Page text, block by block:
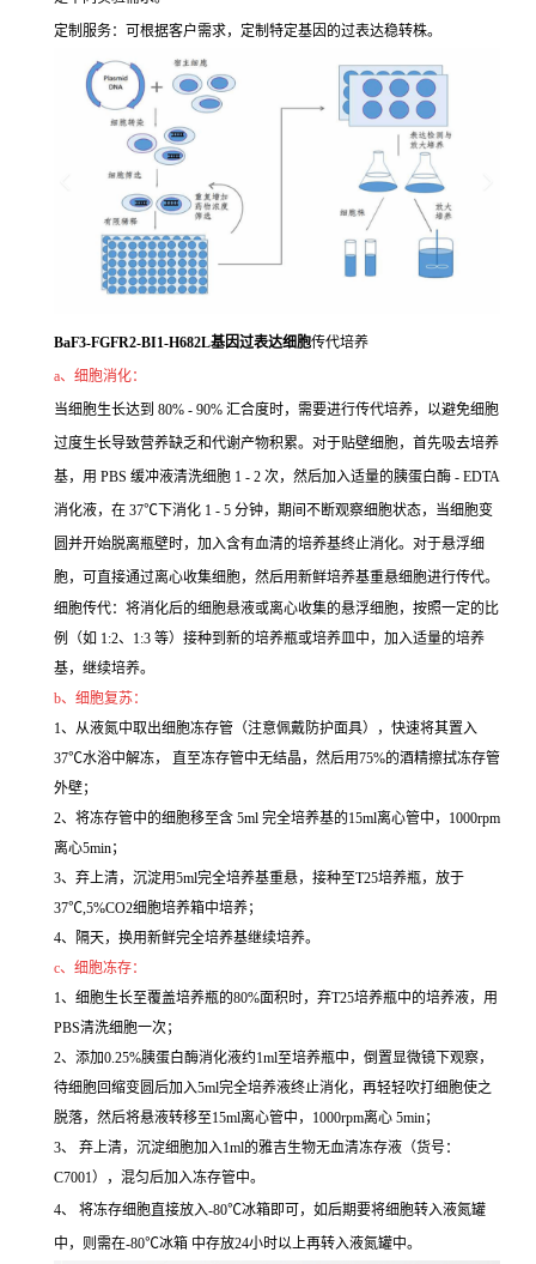
定制服务：可根据客户需求，定制特定基因的过表达稳转株。
BaF3-FGFR2-BI1-H682L基因过表达细胞传代培养
a、细胞消化：
当细胞生长达到 80% - 90% 汇合度时，需要进行传代培养，以避免细胞
过度生长导致营养缺乏和代谢产物积累。对于贴壁细胞，首先吸去培养
基，用 PBS 缓冲液清洗细胞 1 - 2 次，然后加入适量的胰蛋白酶 - EDTA
消化液，在 37℃下消化 1 - 5 分钟，期间不断观察细胞状态，当细胞变
圆并开始脱离瓶壁时，加入含有血清的培养基终止消化。对于悬浮细
胞，可直接通过离心收集细胞，然后用新鲜培养基重悬细胞进行传代。
细胞传代：将消化后的细胞悬液或离心收集的悬浮细胞，按照一定的比
例（如 1:2、1:3 等）接种到新的培养瓶或培养皿中，加入适量的培养
基，继续培养。
b、细胞复苏：
1、从液氮中取出细胞冻存管（注意佩戴防护面具），快速将其置入
37℃水浴中解冻， 直至冻存管中无结晶，然后用75%的酒精擦拭冻存管
外壁；
2、将冻存管中的细胞移至含 5ml 完全培养基的15ml离心管中，1000rpm
离心5min；
3、弃上清，沉淀用5ml完全培养基重悬，接种至T25培养瓶，放于
37℃,5%CO2细胞培养箱中培养；
4、隔天，换用新鲜完全培养基继续培养。
c、细胞冻存：
1、细胞生长至覆盖培养瓶的80%面积时，弃T25培养瓶中的培养液，用
PBS清洗细胞一次；
2、添加0.25%胰蛋白酶消化液约1ml至培养瓶中，倒置显微镜下观察，
待细胞回缩变圆后加入5ml完全培养液终止消化，再轻轻吹打细胞使之
脱落，然后将悬液转移至15ml离心管中，1000rpm离心 5min；
3、 弃上清，沉淀细胞加入1ml的雅吉生物无血清冻存液（货号：
C7001），混匀后加入冻存管中。
4、 将冻存细胞直接放入-80℃冰箱即可，如后期要将细胞转入液氮罐
中，则需在-80℃冰箱 中存放24小时以上再转入液氮罐中。